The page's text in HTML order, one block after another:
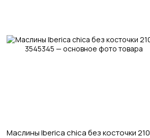
Маслины Iberica chica без косточки 210